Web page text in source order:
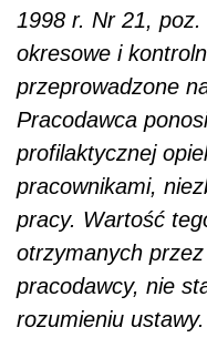
1998 r. Nr 21,
okresowe i
przeprowadzone
Pracodawca
profilaktycznej
pracownikami,
pracy. Wartość
otrzymanych
pracodawcy, nie
rozumieniu ustawy.